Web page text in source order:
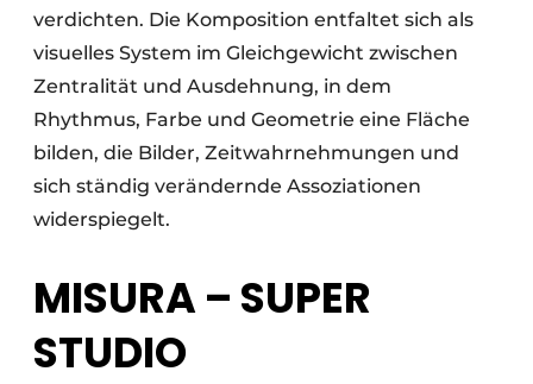
verdichten. Die Komposition entfaltet sich als
visuelles System im Gleichgewicht zwischen
Zentralität und Ausdehnung, in dem
Rhythmus, Farbe und Geometrie eine Fläche
bilden, die Bilder, Zeitwahrnehmungen und
sich ständig verändernde Assoziationen
widerspiegelt.
MISURA – SUPER
STUDIO